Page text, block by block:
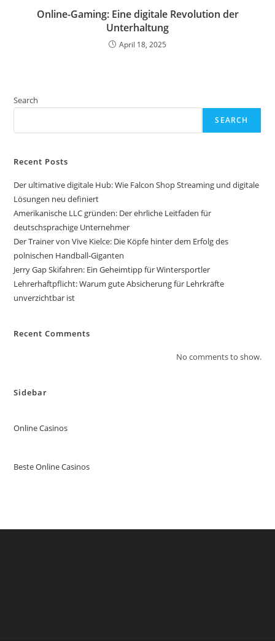
Online-Gaming: Eine digitale Revolution der
Unterhaltung
April 18, 2025
Search
SEARCH
Recent Posts
Der ultimative digitale Hub: Wie Falcon Shop Streaming und digitale
Lösungen neu definiert
Amerikanische LLC gründen: Der ehrliche Leitfaden für
deutschsprachige Unternehmer
Der Trainer von Vive Kielce: Die Köpfe hinter dem Erfolg des
polnischen Handball-Giganten
Jerry Gap Skifahren: Ein Geheimtipp für Wintersportler
Lehrerhaftpflicht: Warum gute Absicherung für Lehrkräfte
unverzichtbar ist
Recent Comments
No comments to show.
Sidebar
Online Casinos
Beste Online Casinos